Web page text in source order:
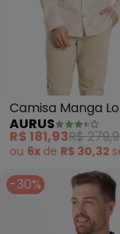
Camisa Manga
Comfort (Bege)
AURUS
R$ 181,93R$
ou 6x de R$ 30,32
-30%